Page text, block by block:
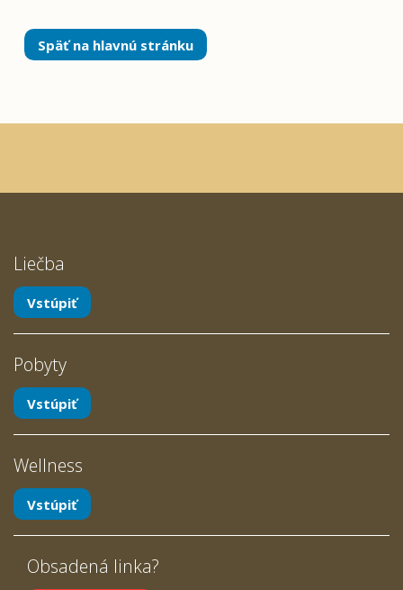
Späť na hlavnú stránku
Liečba
Vstúpiť
Pobyty
Vstúpiť
Wellness
Vstúpiť
Obsadená linka?